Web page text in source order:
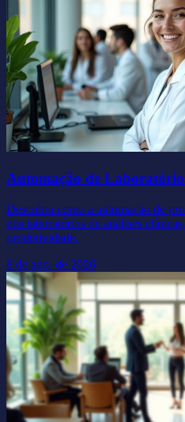
Automação de
Descubra como a automação de
dos laboratórios de análises
produtividade.
8 de ago. de 2026